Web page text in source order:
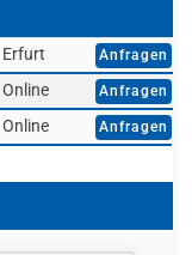
Erfurt Anfragen
Online Anfragen
Online Anfragen